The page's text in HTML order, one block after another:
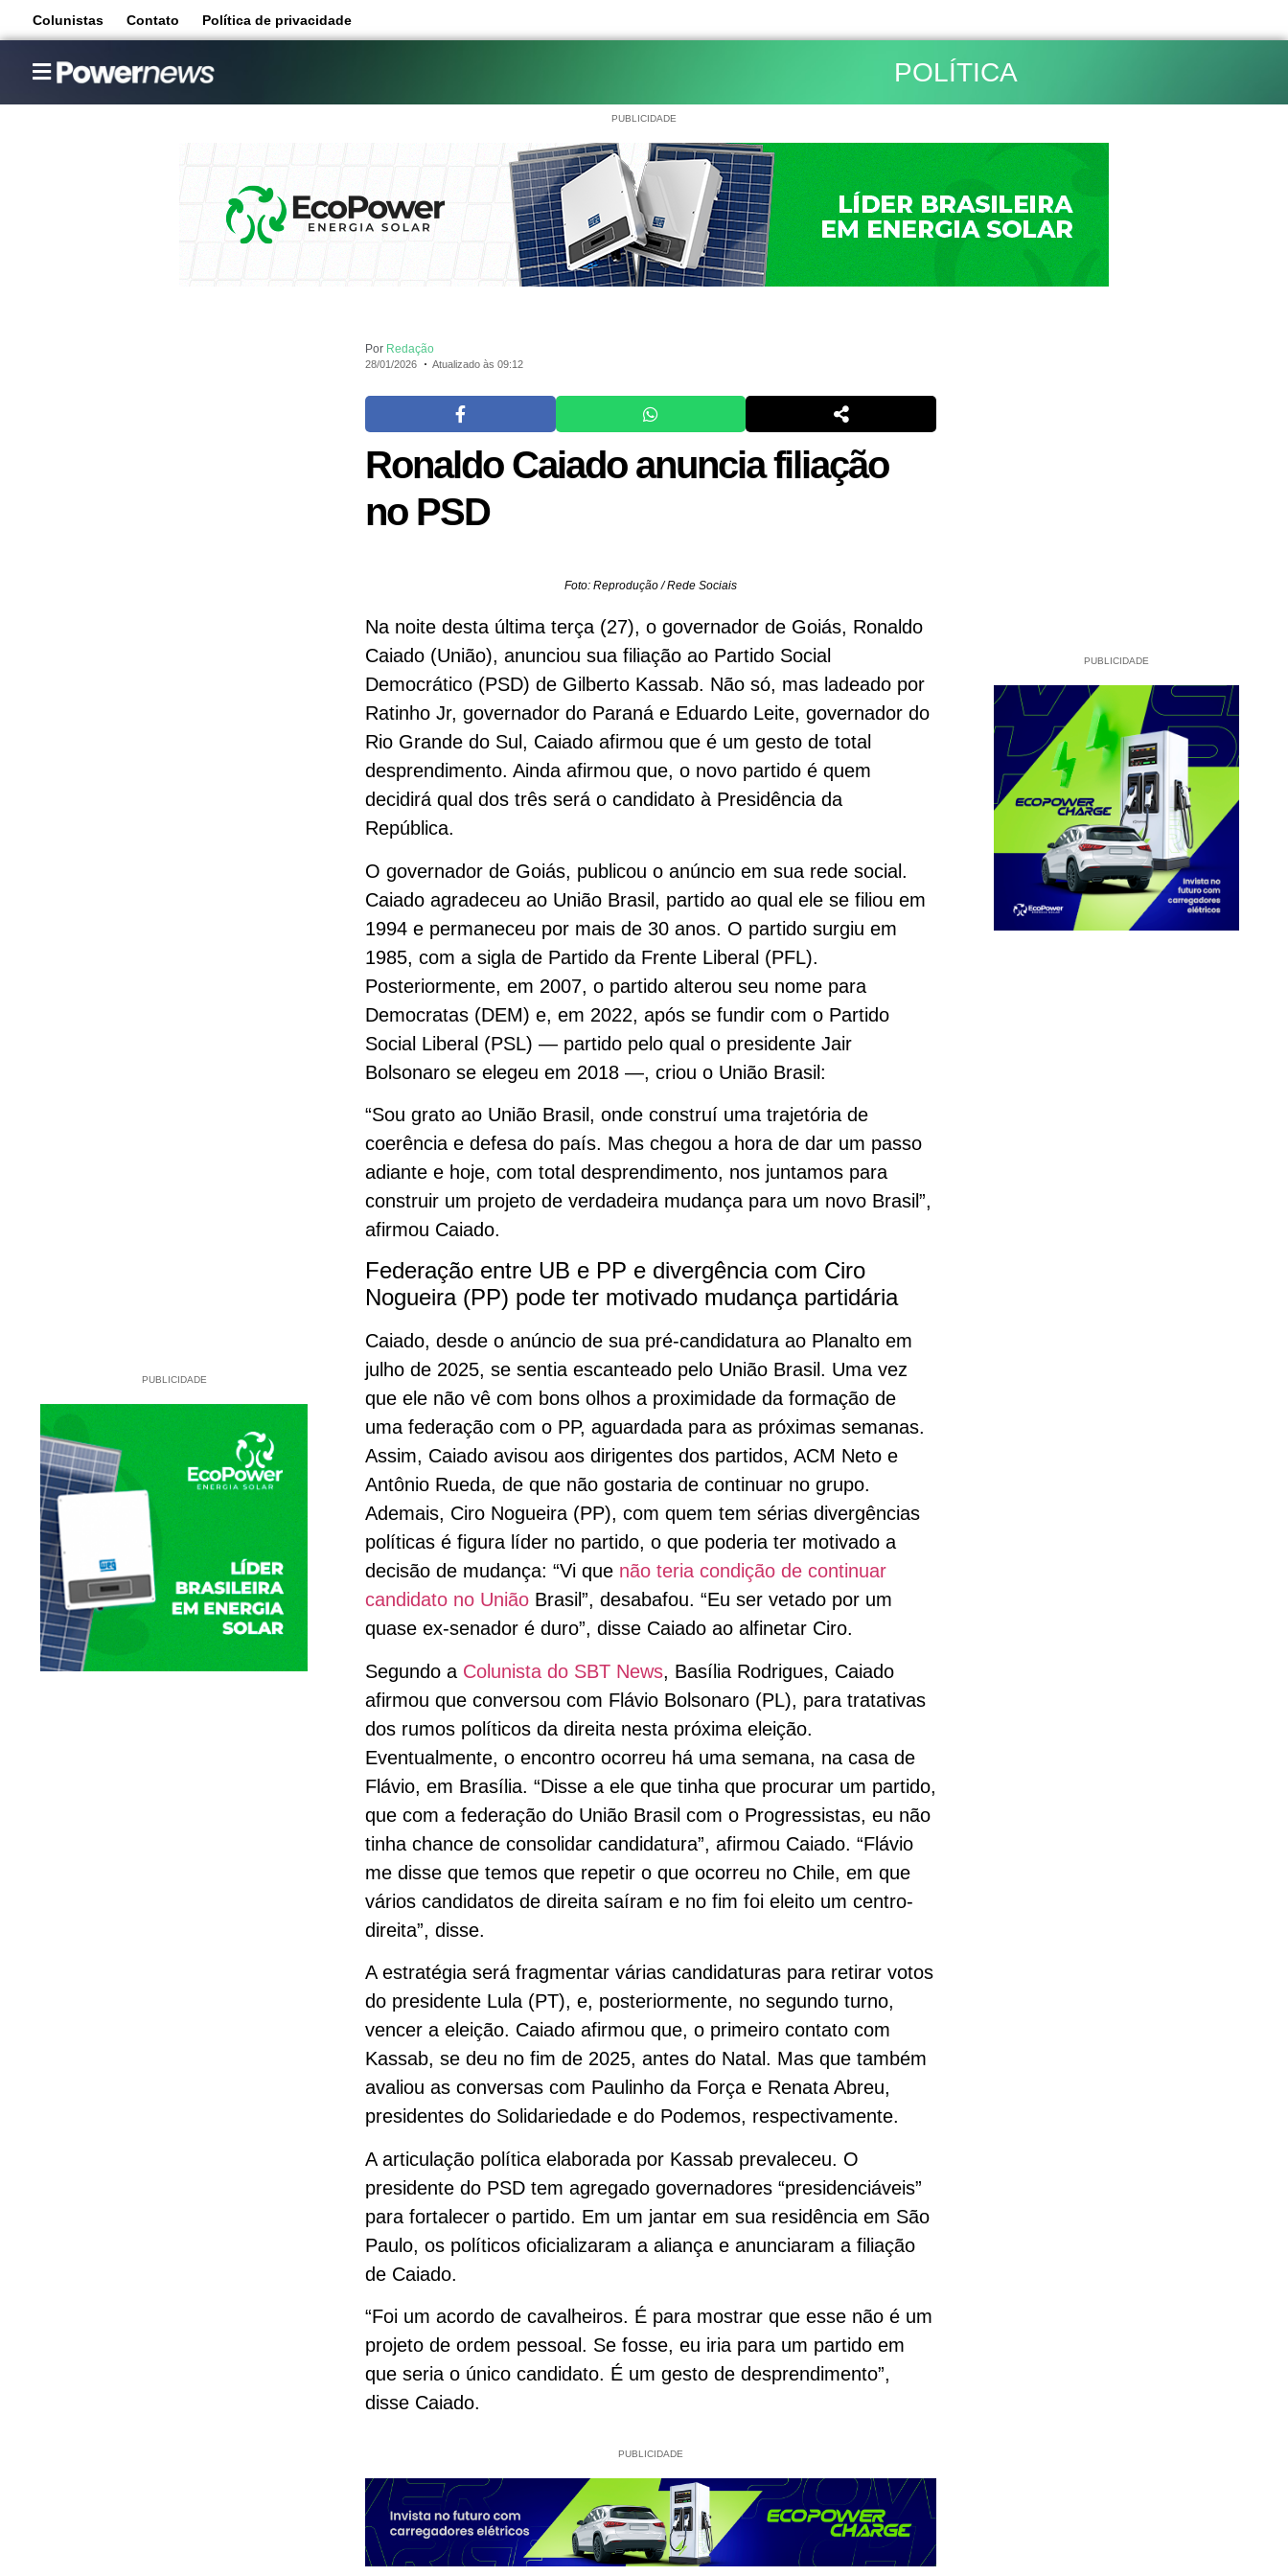
Colunistas Contato Política de privacidade
POLÍTICA
PUBLICIDADE
PUBLICIDADE
Por Redação
28/01/2026 Atualizado às 09:12
Ronaldo Caiado anuncia filiação
no PSD
Foto: Reprodução / Rede Sociais
Na noite desta última terça (27), o governador de Goiás, Ronaldo
Caiado (União), anunciou sua filiação ao Partido Social
Democrático (PSD) de Gilberto Kassab. Não só, mas ladeado por
Ratinho Jr, governador do Paraná e Eduardo Leite, governador do
Rio Grande do Sul, Caiado afirmou que é um gesto de total
desprendimento. Ainda afirmou que, o novo partido é quem
decidirá qual dos três será o candidato à Presidência da
República.
O governador de Goiás, publicou o anúncio em sua rede social.
Caiado agradeceu ao União Brasil, partido ao qual ele se filiou em
1994 e permaneceu por mais de 30 anos. O partido surgiu em
1985, com a sigla de Partido da Frente Liberal (PFL).
Posteriormente, em 2007, o partido alterou seu nome para
Democratas (DEM) e, em 2022, após se fundir com o Partido
Social Liberal (PSL) — partido pelo qual o presidente Jair
Bolsonaro se elegeu em 2018 —, criou o União Brasil:
“Sou grato ao União Brasil, onde construí uma trajetória de
coerência e defesa do país. Mas chegou a hora de dar um passo
adiante e hoje, com total desprendimento, nos juntamos para
construir um projeto de verdadeira mudança para um novo Brasil”,
afirmou Caiado.
Federação entre UB e PP e divergência com Ciro
Nogueira (PP) pode ter motivado mudança partidária
Caiado, desde o anúncio de sua pré-candidatura ao Planalto em
julho de 2025, se sentia escanteado pelo União Brasil. Uma vez
que ele não vê com bons olhos a proximidade da formação de
uma federação com o PP, aguardada para as próximas semanas.
Assim, Caiado avisou aos dirigentes dos partidos, ACM Neto e
Antônio Rueda, de que não gostaria de continuar no grupo.
Ademais, Ciro Nogueira (PP), com quem tem sérias divergências
políticas é figura líder no partido, o que poderia ter motivado a
decisão de mudança: “Vi que não teria condição de continuar
candidato no União Brasil”, desabafou. “Eu ser vetado por um
quase ex-senador é duro”, disse Caiado ao alfinetar Ciro.
Segundo a Colunista do SBT News, Basília Rodrigues, Caiado
afirmou que conversou com Flávio Bolsonaro (PL), para tratativas
dos rumos políticos da direita nesta próxima eleição.
Eventualmente, o encontro ocorreu há uma semana, na casa de
Flávio, em Brasília. “Disse a ele que tinha que procurar um partido,
que com a federação do União Brasil com o Progressistas, eu não
tinha chance de consolidar candidatura”, afirmou Caiado. “Flávio
me disse que temos que repetir o que ocorreu no Chile, em que
vários candidatos de direita saíram e no fim foi eleito um centro-
direita”, disse.
A estratégia será fragmentar várias candidaturas para retirar votos
do presidente Lula (PT), e, posteriormente, no segundo turno,
vencer a eleição. Caiado afirmou que, o primeiro contato com
Kassab, se deu no fim de 2025, antes do Natal. Mas que também
avaliou as conversas com Paulinho da Força e Renata Abreu,
presidentes do Solidariedade e do Podemos, respectivamente.
A articulação política elaborada por Kassab prevaleceu. O
presidente do PSD tem agregado governadores “presidenciáveis”
para fortalecer o partido. Em um jantar em sua residência em São
Paulo, os políticos oficializaram a aliança e anunciaram a filiação
de Caiado.
“Foi um acordo de cavalheiros. É para mostrar que esse não é um
projeto de ordem pessoal. Se fosse, eu iria para um partido em
que seria o único candidato. É um gesto de desprendimento”,
disse Caiado.
PUBLICIDADE
PUBLICIDADE